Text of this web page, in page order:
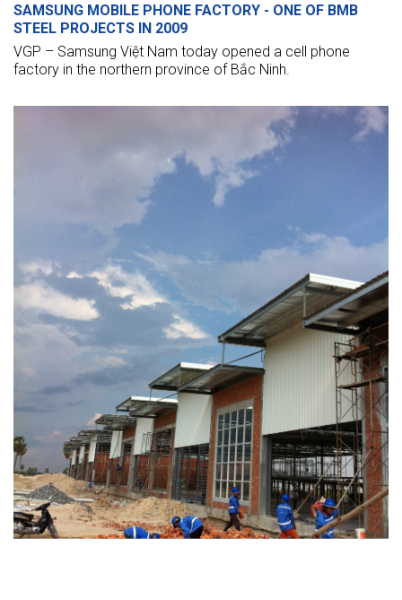
SAMSUNG MOBILE PHONE FACTORY - ONE OF BMB
STEEL PROJECTS IN 2009
VGP – Samsung Việt Nam today opened a cell phone
factory in the northern province of Bắc Ninh.